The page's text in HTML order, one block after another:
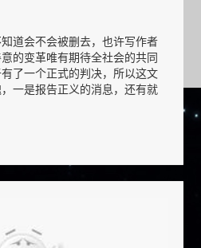
道会不会被删去，也许写作者
的变革唯有期待全社会的共同
了一个正式的判决，所以这文
一是报告正义的消息，还有就